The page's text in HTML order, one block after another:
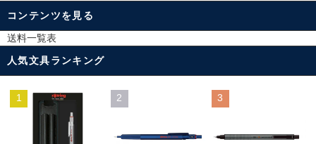
コンテンツを見る
送料一覧表
人気文具ランキング
1 2 3